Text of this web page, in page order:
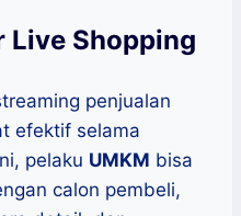
Live Shopping
penjualan
efektif selama
pelaku UMKM bisa
calon pembeli,